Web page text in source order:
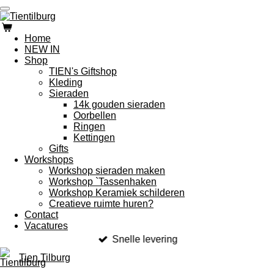
Ga
direct
naar
de
hoofdinhoud
Home
NEW IN
Shop
TIEN's Giftshop
Kleding
Sieraden
14k gouden sieraden
Oorbellen
Ringen
Kettingen
Gifts
Workshops
Workshop sieraden maken
Workshop `Tassenhaken
Workshop Keramiek schilderen
Creatieve ruimte huren?
Contact
Vacatures
Snelle levering
Tien Tilburg